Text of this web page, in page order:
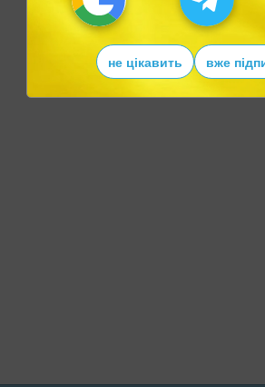
не цікавить вже